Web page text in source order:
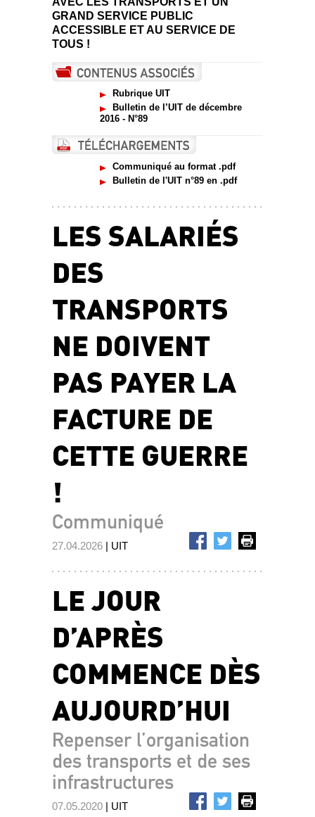
GRAND SERVICE PUBLIC
ACCESSIBLE ET AU SERVICE DE
TOUS !
Rubrique UIT
Bulletin de l’UIT de décembre
2016 - N°89
Communiqué au format .pdf
Bulletin de l'UIT n°89 en .pdf
LES SALARIÉS
DES
TRANSPORTS
NE DOIVENT
PAS PAYER LA
FACTURE DE
CETTE GUERRE
!
Communiqué
27.04.2026 | UIT
LE JOUR
D’APRÈS
COMMENCE DÈS
AUJOURD’HUI
Repenser l’organisation
des transports et de ses
infrastructures
07.05.2020 | UIT